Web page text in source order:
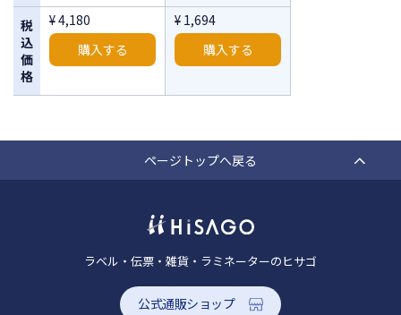
税
込
価
格
¥ 4,180
購入する
¥ 1,694
購入する
ページトップへ戻る
ラベル・伝票・雑貨・ラミネーターのヒサゴ
公式通販ショップ